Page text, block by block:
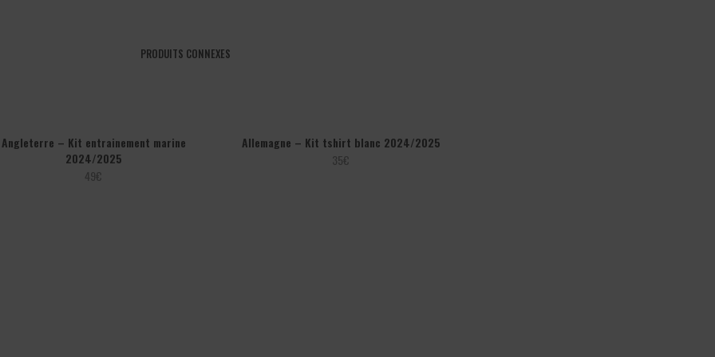
PRODUITS CONNEXES
Angleterre – Kit entrainement marine
2024/2025
49€
Allemagne – Kit tshirt blanc 2024/2025
35€